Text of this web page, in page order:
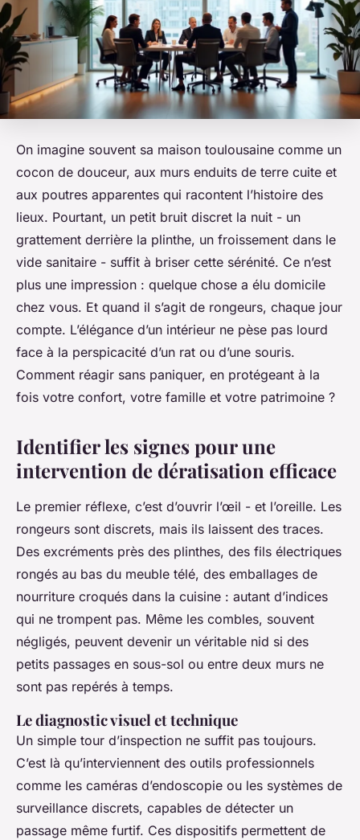
On imagine souvent sa maison toulousaine comme un
cocon de douceur, aux murs enduits de terre cuite et
aux poutres apparentes qui racontent l’histoire des
lieux. Pourtant, un petit bruit discret la nuit - un
grattement derrière la plinthe, un froissement dans le
vide sanitaire - suffit à briser cette sérénité. Ce n’est
plus une impression : quelque chose a élu domicile
chez vous. Et quand il s’agit de rongeurs, chaque jour
compte. L’élégance d’un intérieur ne pèse pas lourd
face à la perspicacité d’un rat ou d’une souris.
Comment réagir sans paniquer, en protégeant à la
fois votre confort, votre famille et votre patrimoine ?
Identifier les signes pour une
intervention de dératisation efficace
Le premier réflexe, c’est d’ouvrir l’œil - et l’oreille. Les
rongeurs sont discrets, mais ils laissent des traces.
Des excréments près des plinthes, des fils électriques
rongés au bas du meuble télé, des emballages de
nourriture croqués dans la cuisine : autant d’indices
qui ne trompent pas. Même les combles, souvent
négligés, peuvent devenir un véritable nid si des
petits passages en sous-sol ou entre deux murs ne
sont pas repérés à temps.
Le diagnostic visuel et technique
Un simple tour d’inspection ne suffit pas toujours.
C’est là qu’interviennent des outils professionnels
comme les caméras d’endoscopie ou les systèmes de
surveillance discrets, capables de détecter un
passage même furtif. Ces dispositifs permettent de